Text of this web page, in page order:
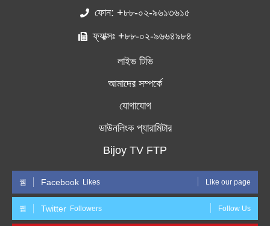
ফোন: +৮৮-০২-৯৬১৩৬১৫
ফ্যাক্সঃ +৮৮-০২-৯৬৬৪৯৮৪
লাইভ টিভি
আমাদের সম্পর্কে
যোগাযোগ
ডাউনলিংক প্যারামিটার
Bijoy TV FTP
Facebook Likes Like our page
Twitter Followers Follow Us